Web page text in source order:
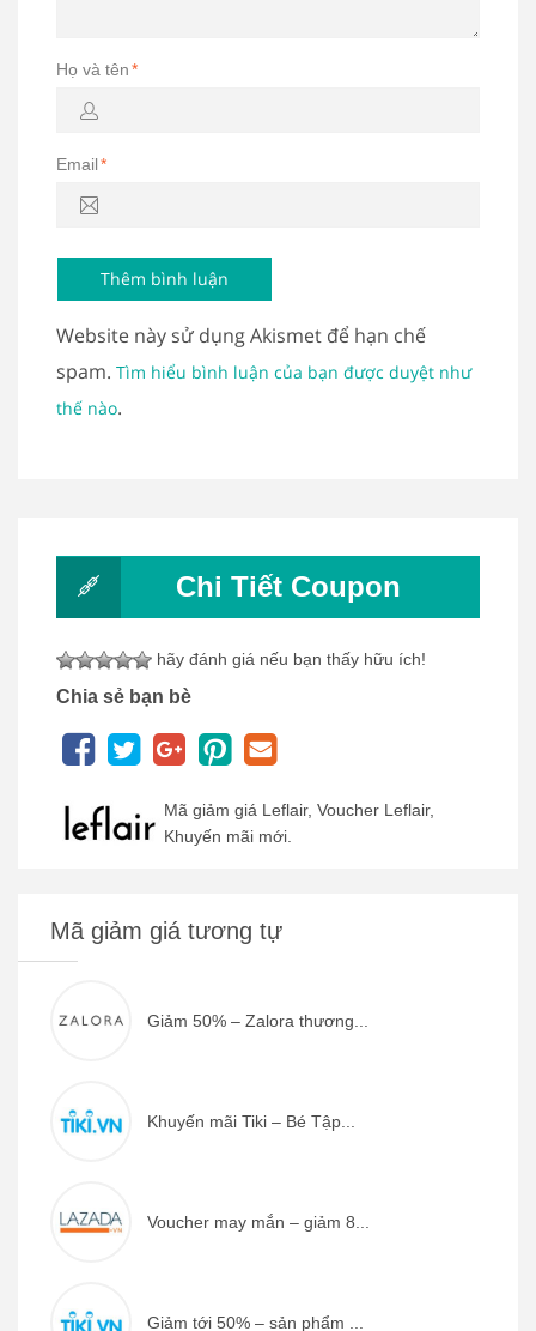
Họ và tên*
Email*
Website này sử dụng Akismet để hạn chế
spam. Tìm hiểu bình luận của bạn được duyệt như
thế nào.
Chi Tiết Coupon
hãy đánh giá nếu bạn thấy hữu ích!
Chia sẻ bạn bè
Mã giảm giá Leflair, Voucher Leflair,
Khuyến mãi mới.
Mã giảm giá tương tự
Giảm 50% – Zalora thương...
Khuyến mãi Tiki – Bé Tập...
Voucher may mắn – giảm 8...
Giảm tới 50% – sản phẩm ...